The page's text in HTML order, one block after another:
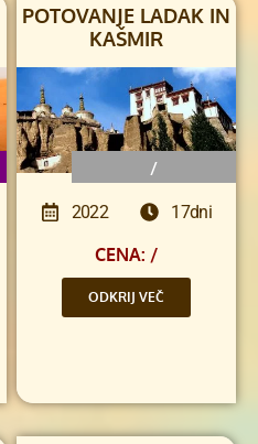
POTOVANJE LADAK IN
KAŠMIR
/
2022 17dni
CENA: /
ODKRIJ VEČ